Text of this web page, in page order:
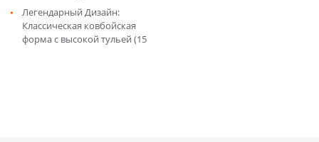
Легендарный Дизайн:
Классическая ковбойская
форма с высокой тульей (15